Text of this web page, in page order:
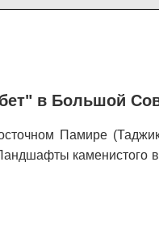
в Большой
Памире
каменистого